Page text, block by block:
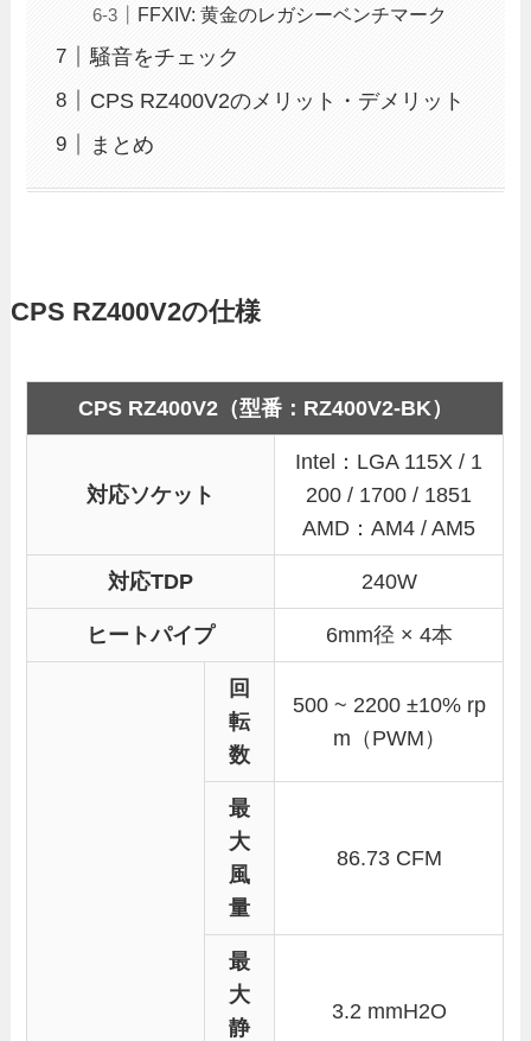
FFXIV: 黄金のレガシーベンチマーク
騒音をチェック
CPS RZ400V2のメリット・デメリット
まとめ
CPS RZ400V2の仕様
CPS RZ400V2（型番：RZ400V2-BK）
対応ソケット
Intel：LGA 115X / 1
200 / 1700 / 1851
AMD：AM4 / AM5
対応TDP 240W
ヒートパイプ 6mm径 × 4本
回
転
数
500 ~ 2200 ±10% rp
m（PWM）
最
大
風
量
86.73 CFM
最
大
静
3.2 mmH2O